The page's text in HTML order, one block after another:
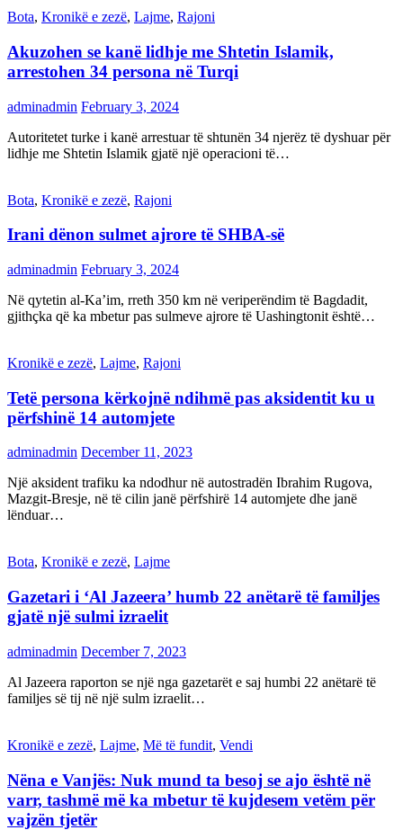
Bota, Kronikë e zezë, Lajme, Rajoni
Akuzohen se kanë lidhje me Shtetin Islamik,
arrestohen 34 persona në Turqi
adminadmin February 3, 2024
Autoritetet turke i kanë arrestuar të shtunën 34 njerëz të dyshuar për
lidhje me Shtetin Islamik gjatë një operacioni të…
Bota, Kronikë e zezë, Rajoni
Irani dënon sulmet ajrore të SHBA-së
adminadmin February 3, 2024
Në qytetin al-Ka’im, rreth 350 km në veriperëndim të Bagdadit,
gjithçka që ka mbetur pas sulmeve ajrore të Uashingtonit është…
Kronikë e zezë, Lajme, Rajoni
Tetë persona kërkojnë ndihmë pas aksidentit ku u
përfshinë 14 automjete
adminadmin December 11, 2023
Një aksident trafiku ka ndodhur në autostradën Ibrahim Rugova,
Mazgit-Bresje, në të cilin janë përfshirë 14 automjete dhe janë
lënduar…
Bota, Kronikë e zezë, Lajme
Gazetari i ‘Al Jazeera’ humb 22 anëtarë të familjes
gjatë një sulmi izraelit
adminadmin December 7, 2023
Al Jazeera raporton se një nga gazetarët e saj humbi 22 anëtarë të
familjes së tij në një sulm izraelit…
Kronikë e zezë, Lajme, Më të fundit, Vendi
Nëna e Vanjës: Nuk mund ta besoj se ajo është në
varr, tashmë më ka mbetur të kujdesem vetëm për
vajzën tjetër